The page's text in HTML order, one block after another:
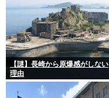
【謎】長崎から原爆感がしない
理由